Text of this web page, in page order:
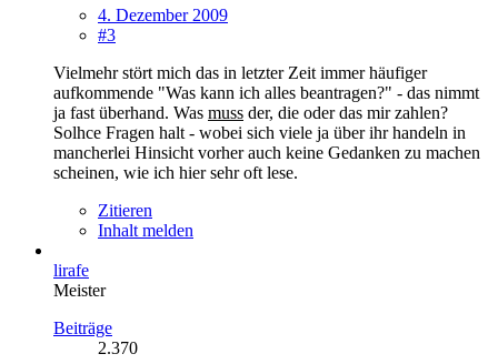
4. Dezember 2009
#3
Vielmehr stört mich das in letzter Zeit immer häufiger
aufkommende "Was kann ich alles beantragen?" - das nimmt
ja fast überhand. Was muss der, die oder das mir zahlen?
Solhce Fragen halt - wobei sich viele ja über ihr handeln in
mancherlei Hinsicht vorher auch keine Gedanken zu machen
scheinen, wie ich hier sehr oft lese.
Zitieren
Inhalt melden
lirafe
Meister
Beiträge
2.370